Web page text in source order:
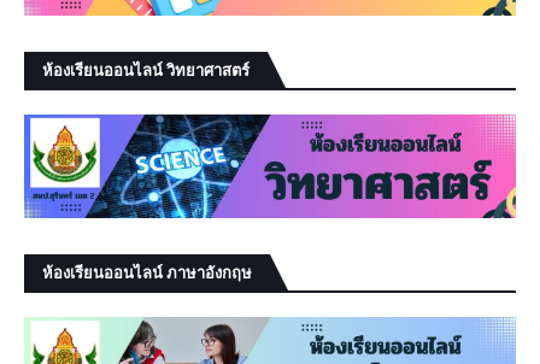
ห้องเรียนออนไลน์ วิทยาศาสตร์
ห้องเรียนออนไลน์ ภาษาอังกฤษ